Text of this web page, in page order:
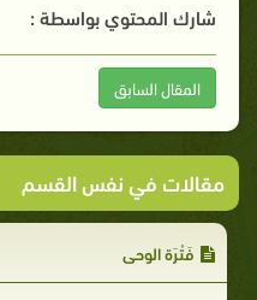
شارك المحتوي بواسطة :
المقال السابق
مقالات في نفس القسم
فَتْرَة الوحى